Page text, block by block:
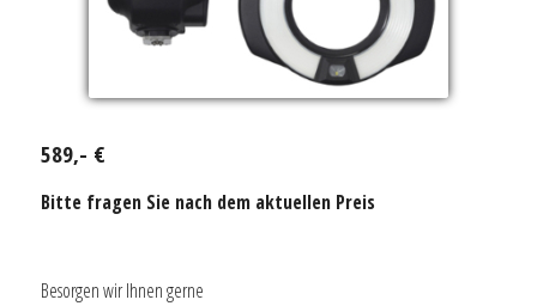
589,- €
Bitte fragen Sie nach dem aktuellen Preis
Besorgen wir Ihnen gerne